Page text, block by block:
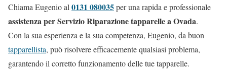
Chiama Eugenio al 0131 080035per una rapida e professionale
assistenza per Servizio Riparazione tapparelle a Ovada.
Con la sua esperienza e la sua competenza, Eugenio, da buon
tapparellista, può risolvere efficacemente qualsiasi problema,
garantendo il corretto funzionamento delle tue tapparelle.